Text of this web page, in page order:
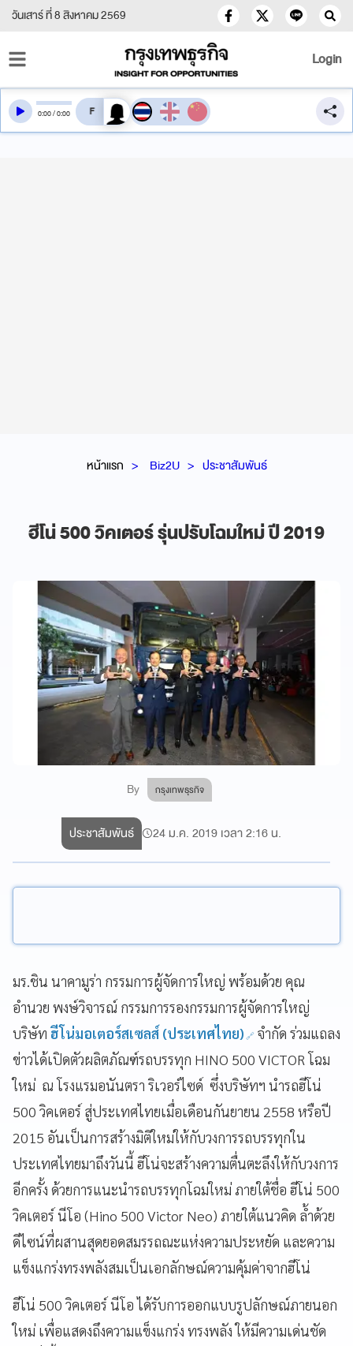
วันเสาร์ ที่ 8 สิงหาคม 2569
Login
หน้าแรก Biz2U ประชาสัมพันธ์
ฮีโน่ 500 วิคเตอร์ รุ่นปรับโฉมใหม่ ปี 2019
By กรุงเทพธุรกิจ
0:00/0:00 สลับเสียงอ่าน
ประชาสัมพันธ์ 24 ม.ค. 2019 เวลา 2:16 น.
มร.ชิน นาคามูร่า กรรมการผู้จัดการใหญ่ พร้อมด้วย คุณ
อำนวย พงษ์วิจารณ์ กรรมการรองกรรมการผู้จัดการใหญ่
บริษัท ฮีโน่มอเตอร์สเซลส์ (ประเทศไทย) จำกัด ร่วมแถลง
ข่าวได้เปิดตัวผลิตภัณฑ์รถบรรทุก HINO 500 VICTOR โฉม
ใหม่ ณ โรงแรมอนันตรา ริเวอร์ไซด์ ซึ่งบริษัทฯ นำรถฮีโน่
500 วิคเตอร์ สู่ประเทศไทยเมื่อเดือนกันยายน 2558 หรือปี
2015 อันเป็นการสร้างมิติใหม่ให้กับวงการรถบรรทุกใน
ประเทศไทยมาถึงวันนี้ ฮีโน่จะสร้างความตื่นตะลึงให้กับวงการ
อีกครั้ง ด้วยการแนะนำรถบรรทุกโฉมใหม่ ภายใต้ชื่อ ฮีโน่ 500
วิคเตอร์ นีโอ (Hino 500 Victor Neo) ภายใต้แนวคิด ล้ำด้วย
ดีไซน์ที่ผสานสุดยอดสมรรถณะแห่งความประหยัด และความ
แข็งแกร่งทรงพลังสมเป็นเอกลักษณ์ความคุ้มค่าจากฮีโน่
ฮีโน่ 500 วิคเตอร์ นีโอ ได้รับการออกแบบรูปลักษณ์ภายนอก
ใหม่ เพื่อแสดงถึงความแข็งแกร่ง ทรงพลัง ให้มีความเด่นชัด